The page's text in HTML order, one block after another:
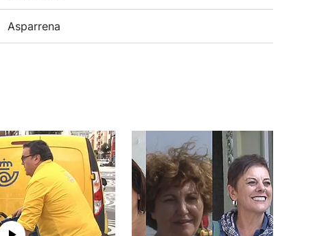
Asparrena